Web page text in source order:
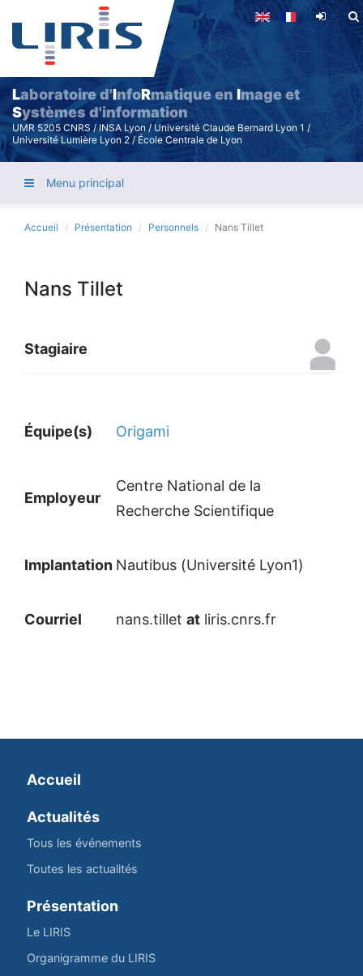
Aller
contenu
principal
Laboratoire d'InfoRmatique enImage et
Systèmes d'information
UMR 5205 CNRS / INSA Lyon / Université Claude Bernard Lyon 1 /
Université Lumière Lyon 2 / École Centrale de Lyon
Menu principal
Accueil Présentation Personnels Nans Tillet
Nans Tillet
Stagiaire
Équipe(s) Origami
Employeur
Centre National de la
Recherche Scientifique
Implantation Nautibus (Université Lyon1)
Courriel nans.tillet at liris.cnrs.fr
Accueil
Actualités
Tous les événements
Toutes les actualités
Présentation
Le LIRIS
Organigramme du LIRIS